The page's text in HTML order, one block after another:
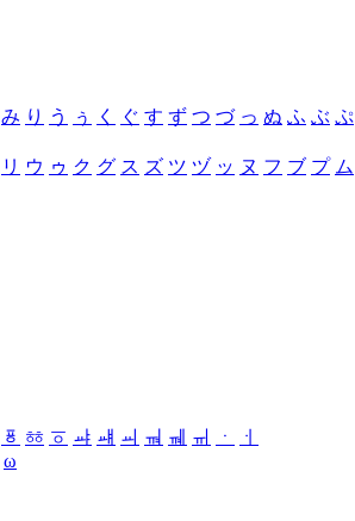
み り う ぅ く ぐ す ず つ づ っ ぬ ふ ぶ ぷ
リ ウ ゥ ク グ ス ズ ツ ヅ ッ ヌ フ ブ プ ム
ㆄ ㆅ ㆆ ㆇ ㆈ ㆉ ㆊ ㆋ ㆌ ㆍ
ㆎ
ω